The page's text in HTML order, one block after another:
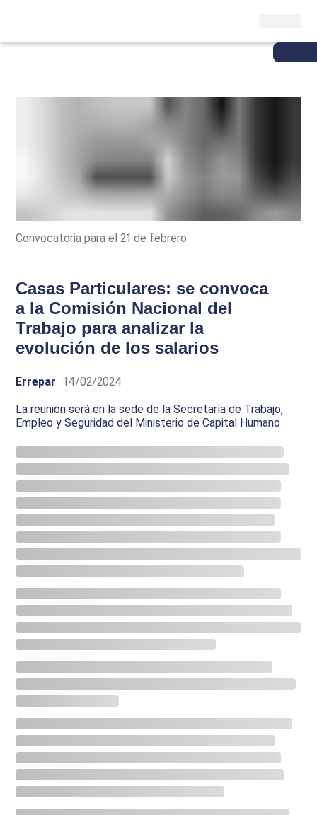
Convocatoria para el 21 de febrero
Casas Particulares: se convoca
a la Comisión Nacional del
Trabajo para analizar la
evolución de los salarios
Errepar 14/02/2024
La reunión será en la sede de la Secretaría de Trabajo,
Empleo y Seguridad del Ministerio de Capital Humano